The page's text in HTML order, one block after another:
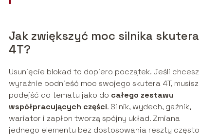
Jak zwiększyć moc silnika skutera
4T?
Usunięcie blokad to dopiero początek. Jeśli chcesz
wyraźnie podnieść moc swojego skutera 4T, musisz
podejść do tematu jako do całego zestawu
współpracujących części. Silnik, wydech, gaźnik,
wariator i zapłon tworzą spójny układ. Zmiana
jednego elementu bez dostosowania reszty często